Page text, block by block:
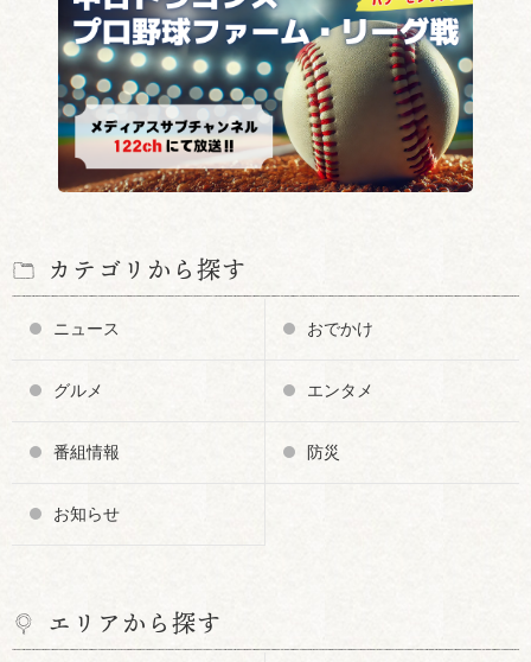
カテゴリから探す
ニュース おでかけ
グルメ エンタメ
番組情報 防災
お知らせ
エリアから探す